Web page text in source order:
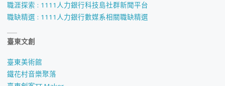
職涯探索 : 1111人力銀行科技島社群新聞平台
職缺精選 : 1111人力銀行數媒系相關職缺精選
臺東文創
臺東美術館
鐵花村音樂聚落